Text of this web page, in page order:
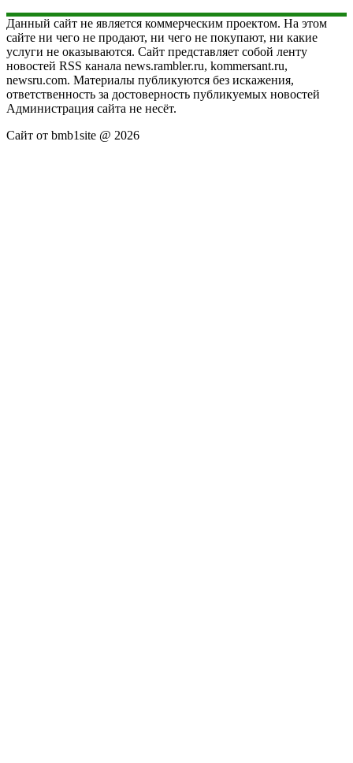
Данный сайт не является коммерческим проектом. На этом
сайте ни чего не продают, ни чего не покупают, ни какие
услуги не оказываются. Сайт представляет собой ленту
новостей RSS канала news.rambler.ru, kommersant.ru,
newsru.com. Материалы публикуются без искажения,
ответственность за достоверность публикуемых новостей
Администрация сайта не несёт.
Сайт от bmb1site @ 2026